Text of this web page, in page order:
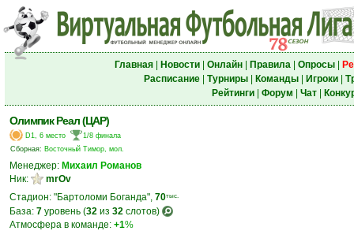
Главная| Новости| Онлайн| Правила| Опросы|
Расписание| Турниры| Команды| Игроки|
Рейтинги| Форум Чат|
Олимпик Реал (ЦАР)
D1, 6 место
1/8 финала
Сборная: Восточный Тимор, мол.
Менеджер: Михаил Романов
Ник:
mrOv
Стадион: "Бартоломи Боганда", 70тыс.
База: 7 уровень (32 из 32 слотов)
Атмосфера в команде: +1%